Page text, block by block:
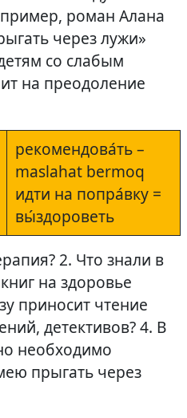
роман Алана
через лужи»
со слабым
на преодоление
рекомендова́ть –
maslahat bermoq
идти на попра́вку =
вы́здороветь
2. Что знали в
на здоровье
приносит чтение
детективов? 4. В
необходимо
прыгать через